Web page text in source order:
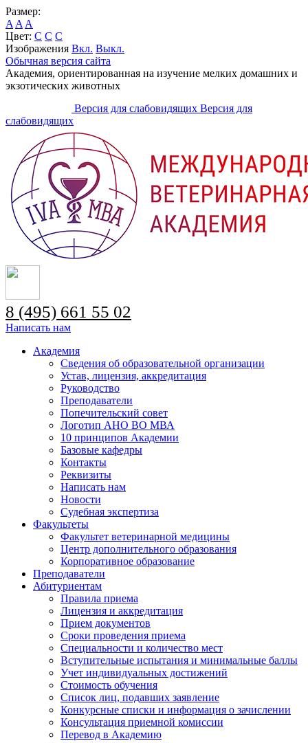
Размер:
A A A
Цвет: C C C
Изображения Вкл. Выкл.
Обычная версия сайта
Академия, ориентированная на изучение мелких домашних и
экзотических животных
Версия для слабовидящих Версия для
слабовидящих
8 (495) 661 55 02
Написать нам
Академия
Сведения об образовательной организации
Устав, лицензия, аккредитация
Руководство
Преподаватели
Попечительский совет
Логотип АНО ВО МВА
10 принципов Академии
Базовые кафедры
Контакты
Реквизиты
Написать нам
Новости
Судебная экспертиза
Факультеты
Факультет ветеринарной медицины
Центр дополнительного образования
Корпоративное образование
Преподаватели
Абитуриентам
Правила приема
Лицензия и аккредитация
Прием документов
Сроки проведения приема
Специальности и количество мест
Вступительные испытания и минимальные баллы
Учет индивидуальных достижений
Стоимость обучения
Список лиц, подавших заявление
Конкурсные списки и информация о зачислении
Консультация приемной комиссии
Перевод в Академию